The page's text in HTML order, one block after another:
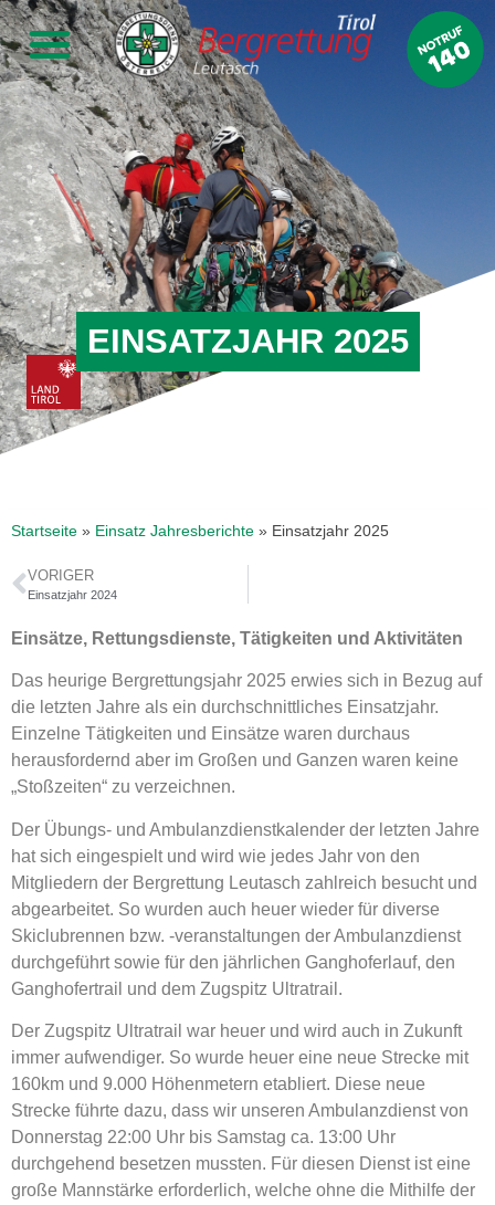
EINSATZJAHR 2025
Startseite » Einsatz Jahresberichte » Einsatzjahr 2025
VORIGER
Einsatzjahr 2024
Einsätze, Rettungsdienste, Tätigkeiten und Aktivitäten
Das heurige Bergrettungsjahr 2025 erwies sich in Bezug auf
die letzten Jahre als ein durchschnittliches Einsatzjahr.
Einzelne Tätigkeiten und Einsätze waren durchaus
herausfordernd aber im Großen und Ganzen waren keine
„Stoßzeiten“ zu verzeichnen.
Der Übungs- und Ambulanzdienstkalender der letzten Jahre
hat sich eingespielt und wird wie jedes Jahr von den
Mitgliedern der Bergrettung Leutasch zahlreich besucht und
abgearbeitet. So wurden auch heuer wieder für diverse
Skiclubrennen bzw. -veranstaltungen der Ambulanzdienst
durchgeführt sowie für den jährlichen Ganghoferlauf, den
Ganghofertrail und dem Zugspitz Ultratrail.
Der Zugspitz Ultratrail war heuer und wird auch in Zukunft
immer aufwendiger. So wurde heuer eine neue Strecke mit
160km und 9.000 Höhenmetern etabliert. Diese neue
Strecke führte dazu, dass wir unseren Ambulanzdienst von
Donnerstag 22:00 Uhr bis Samstag ca. 13:00 Uhr
durchgehend besetzen mussten. Für diesen Dienst ist eine
große Mannstärke erforderlich, welche ohne die Mithilfe der